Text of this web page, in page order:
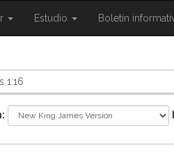
{{
Estudio
{{
Boletín